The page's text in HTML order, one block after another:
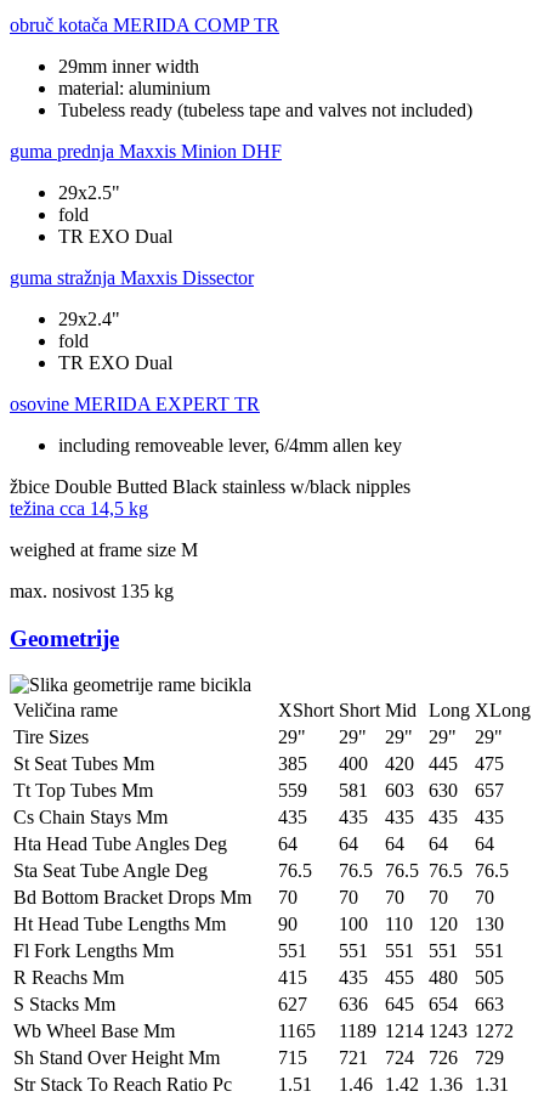
obruč kotača MERIDA COMP TR
29mm inner width
material: aluminium
Tubeless ready (tubeless tape and valves not included)
guma prednja Maxxis Minion DHF
29x2.5"
fold
TR EXO Dual
guma stražnja Maxxis Dissector
29x2.4"
fold
TR EXO Dual
osovine MERIDA EXPERT TR
including removeable lever, 6/4mm allen key
žbice Double Butted Black stainless w/black nipples
težina cca 14,5 kg
weighed at frame size M
max. nosivost 135 kg
Geometrije
Veličina rame XShort Short Mid Long XLong
Tire Sizes
29" 29" 29" 29"
29"
St Seat Tubes Mm
385 400 420 445
475
Tt Top Tubes Mm
559 581 603 630
657
Cs Chain Stays Mm
435 435 435 435
435
Hta Head Tube Angles Deg
64 64 64 64
64
Sta Seat Tube Angle Deg
76.5 76.5 76.5 76.5
76.5
Bd Bottom Bracket Drops Mm
70 70 70 70
70
Ht Head Tube Lengths Mm
90 100 110 120
130
Fl Fork Lengths Mm
551 551 551 551
551
R Reachs Mm
415 435 455 480
505
S Stacks Mm
627 636 645 654
663
Wb Wheel Base Mm
1165 1189 1214 1243 1272
Sh Stand Over Height Mm
715 721 724 726
729
Str Stack To Reach Ratio Pc
1.51 1.46 1.42 1.36
1.31